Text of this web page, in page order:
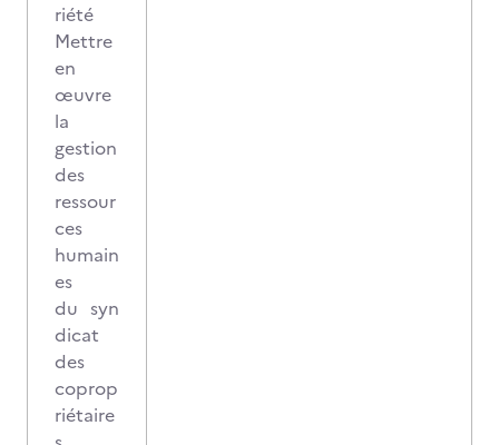
riété
Mettre
en
œuvre
la
gestion
des
ressour
ces
humain
es
du syn
dicat
des
coprop
riétaire